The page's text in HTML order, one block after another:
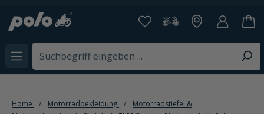
springen
Home Motorradbekleidung
Motorradstiefel &